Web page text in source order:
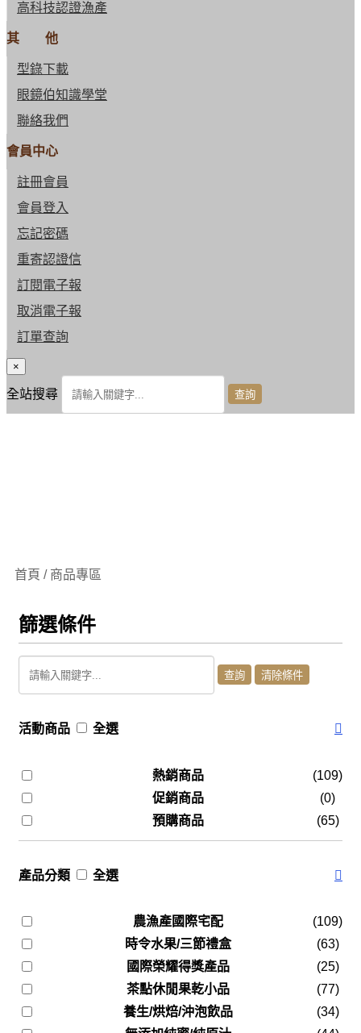
高科技認證漁產
其 他
型錄下載
眼鏡伯知識學堂
聯絡我們
會員中心
註冊會員
會員登入
忘記密碼
重寄認證信
訂閱電子報
取消電子報
訂單查詢
×
全站搜尋
首頁 / 商品專區
篩選條件
活動商品 全選
熱銷商品
(109)
促銷商品
(0)
預購商品
(65)
產品分類 全選
農漁產國際宅配
(109)
時令水果/三節禮盒
(63)
國際榮耀得獎產品
(25)
茶點休閒果乾小品
(77)
養生/烘焙/沖泡飲品
(34)